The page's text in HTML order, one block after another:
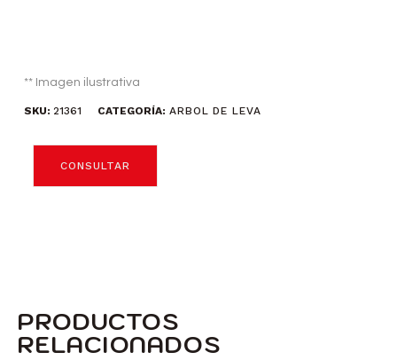
** Imagen ilustrativa
SKU: 21361 CATEGORÍA: ARBOL DE LEVA
CONSULTAR
PRODUCTOS
RELACIONADOS